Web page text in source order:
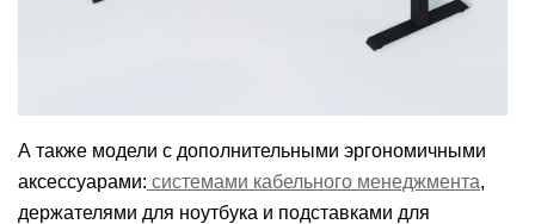
А также модели с дополнительными эргономичными
аксессуарами: системами кабельного менеджмента,
держателями для ноутбука и подставками для